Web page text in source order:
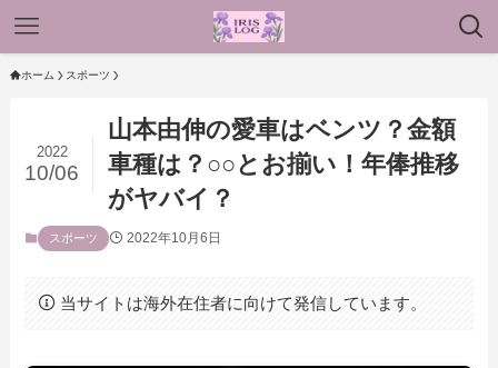
ホーム スポーツ
山本由伸の愛車はベンツ？金額
車種は？○○とお揃い！年俸推移
がヤバイ？
2022
10/06
スポーツ 2022年10月6日
当サイトは海外在住者に向けて発信しています。